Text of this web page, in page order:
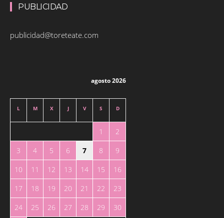
PUBLICIDAD
publicidad@toreteate.com
agosto 2026
L M X J V S D
1
2
3
4 5 6 7 8
9
10
11 12 13 14 15
16
17
18 19 20 21 22
23
24
25 26 27 28 29 30